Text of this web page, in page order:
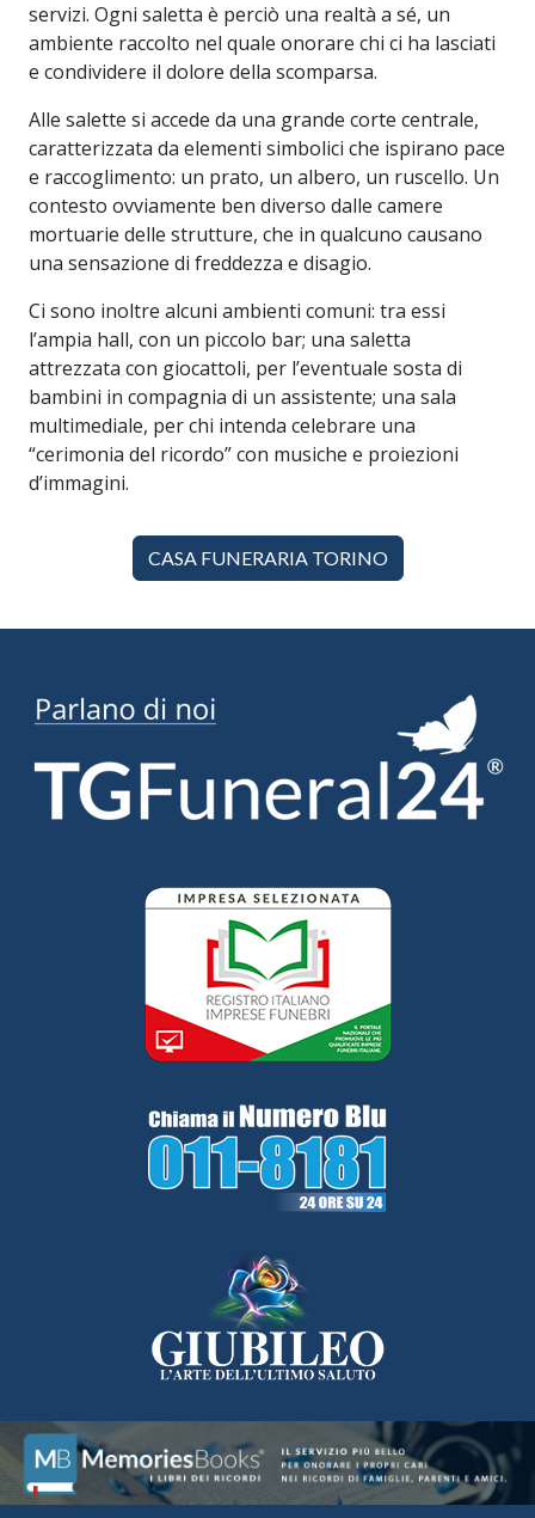
servizi. Ogni saletta è perciò una realtà a sé, un
ambiente raccolto nel quale onorare chi ci ha lasciati
e condividere il dolore della scomparsa.
Alle salette si accede da una grande corte centrale,
caratterizzata da elementi simbolici che ispirano pace
e raccoglimento: un prato, un albero, un ruscello. Un
contesto ovviamente ben diverso dalle camere
mortuarie delle strutture, che in qualcuno causano
una sensazione di freddezza e disagio.
Ci sono inoltre alcuni ambienti comuni: tra essi
l’ampia hall, con un piccolo bar; una saletta
attrezzata con giocattoli, per l’eventuale sosta di
bambini in compagnia di un assistente; una sala
multimediale, per chi intenda celebrare una
“cerimonia del ricordo” con musiche e proiezioni
d’immagini.
CASA FUNERARIA TORINO